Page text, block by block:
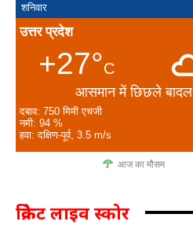
शनिवार
उत्तर प्रदेश
+27°C
आसमान में छिछले बादल
दबाव: 750 मिमी एचजी
नमी: 94 %
हवा: दक्षिण-पूर्व, 3.5 m/s
आज का मौसम
क्रिकेट लाइव स्कोर